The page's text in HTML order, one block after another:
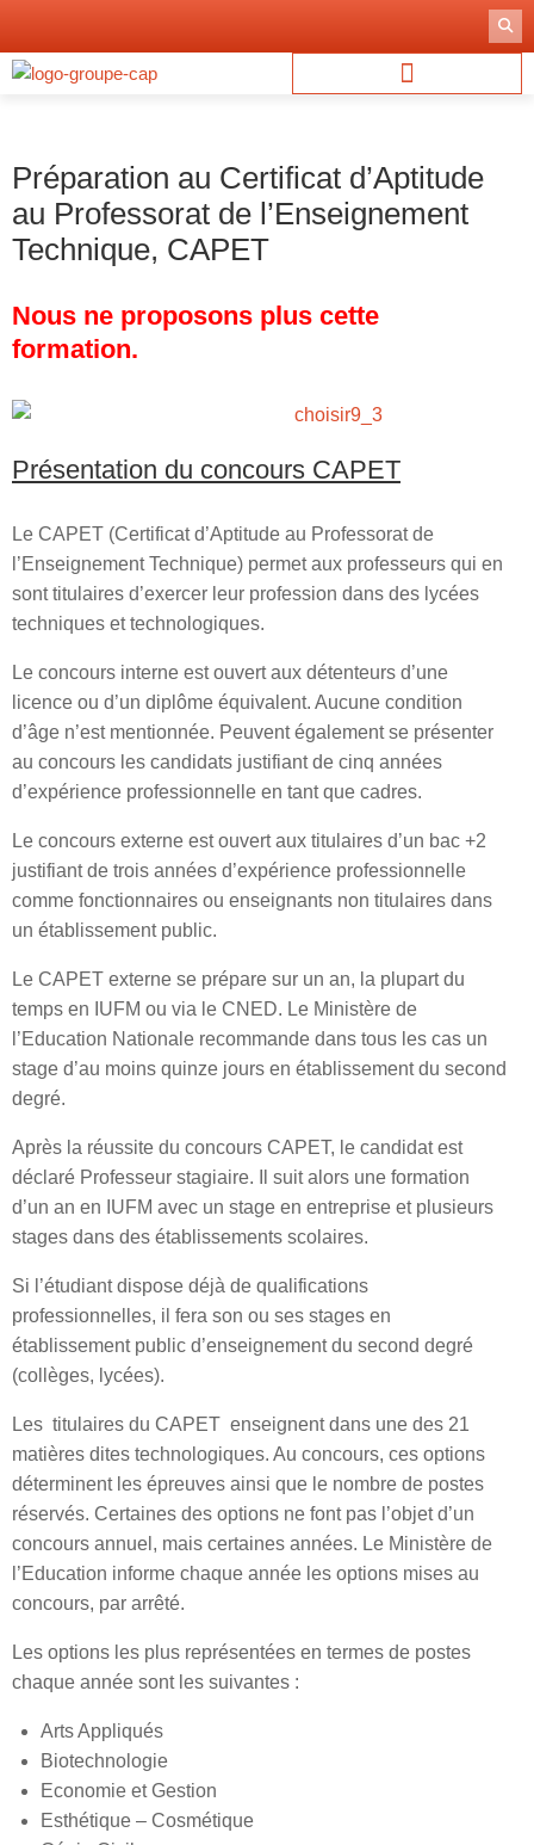
contenu
Préparation au Certificat d’Aptitude
au Professorat de l’Enseignement
Technique, CAPET
Nous ne proposons plus cette
formation.
Présentation du concours CAPET
Le CAPET (Certificat d’Aptitude au Professorat de
l’Enseignement Technique) permet aux professeurs qui en
sont titulaires d’exercer leur profession dans des lycées
techniques et technologiques.
Le concours interne est ouvert aux détenteurs d’une
licence ou d’un diplôme équivalent. Aucune condition
d’âge n’est mentionnée. Peuvent également se présenter
au concours les candidats justifiant de cinq années
d’expérience professionnelle en tant que cadres.
Le concours externe est ouvert aux titulaires d’un bac +2
justifiant de trois années d’expérience professionnelle
comme fonctionnaires ou enseignants non titulaires dans
un établissement public.
Le CAPET externe se prépare sur un an, la plupart du
temps en IUFM ou via le CNED. Le Ministère de
l’Education Nationale recommande dans tous les cas un
stage d’au moins quinze jours en établissement du second
degré.
Après la réussite du concours CAPET, le candidat est
déclaré Professeur stagiaire. Il suit alors une formation
d’un an en IUFM avec un stage en entreprise et plusieurs
stages dans des établissements scolaires.
Si l’étudiant dispose déjà de qualifications
professionnelles, il fera son ou ses stages en
établissement public d’enseignement du second degré
(collèges, lycées).
Les titulaires du CAPET enseignent dans une des 21
matières dites technologiques. Au concours, ces options
déterminent les épreuves ainsi que le nombre de postes
réservés. Certaines des options ne font pas l’objet d’un
concours annuel, mais certaines années. Le Ministère de
l’Education informe chaque année les options mises au
concours, par arrêté.
Les options les plus représentées en termes de postes
chaque année sont les suivantes :
Arts Appliqués
Biotechnologie
Economie et Gestion
Esthétique – Cosmétique